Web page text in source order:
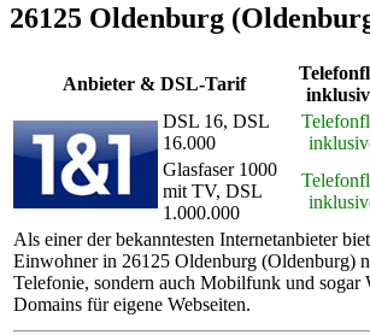
26125 Oldenburg
Anbieter & DSL-Tarif
DSL 16, DSL
16.000
Glasfaser 1000
mit TV, DSL
1.000.000
Als einer der bekanntesten Internetanbieter
Einwohner in 26125 Oldenburg (Oldenburg)
Telefonie, sondern auch Mobilfunk und sogar
Domains für eigene Webseiten.